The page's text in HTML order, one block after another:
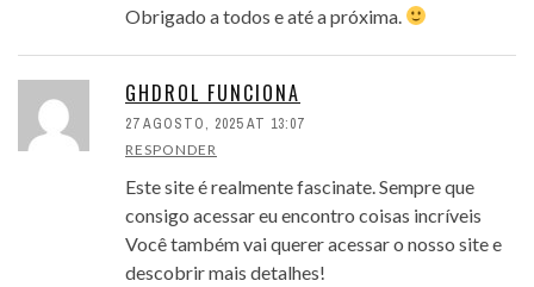
Obrigado a todos e até a próxima.
GHDROL FUNCIONA
27 AGOSTO, 2025 AT 13:07
RESPONDER
Este site é realmente fascinate. Sempre que
consigo acessar eu encontro coisas incríveis
Você também vai querer acessar o nosso site e
descobrir mais detalhes!